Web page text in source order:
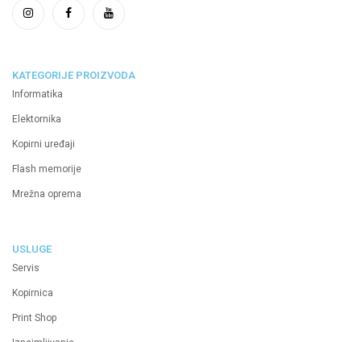
KATEGORIJE PROIZVODA
Informatika
Elektornika
Kopirni uređaji
Flash memorije
Mrežna oprema
USLUGE
Servis
Kopirnica
Print Shop